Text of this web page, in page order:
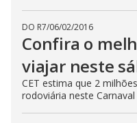
DO R7/06/02/2016
Confira o
viajar neste
CET estima que 2
rodoviária neste Carnaval